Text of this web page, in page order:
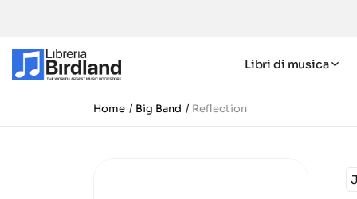
Libri di musica
Home Big Band Reflection